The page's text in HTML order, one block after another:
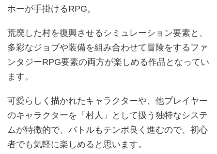
ホーが手掛けるRPG。
荒廃した村を復興させるシミュレーション要素と、
多彩なジョブや装備を組み合わせて冒険をするファ
ンタジーRPG要素の両方が楽しめる作品となってい
ます。
可愛らしく描かれたキャラクターや、他プレイヤー
のキャラクターを「村人」として扱う独特なシステ
ムが特徴的で、バトルもテンポ良く進むので、初心
者でも気軽に楽しめると思います。